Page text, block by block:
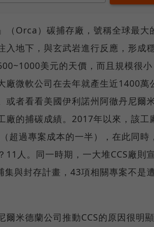
（Orca）碳捕存廠，號稱全球最大
入地下，與玄武岩進行反應，形成
美元的天價，而且規模很
廠微軟公司在去年就產生近1400萬
或者看看美國伊利諾州阿徹丹尼爾
的捕碳成績。2017年以來，該工
超過專案成本的一半），在此同時
11人。同一時期，一大堆CCS廠則
與封存計畫，43項相關專案不是
爾米德蘭公司推動CCS的原因很明